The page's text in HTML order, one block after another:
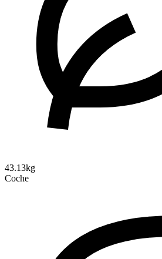
43.13kg
Coche